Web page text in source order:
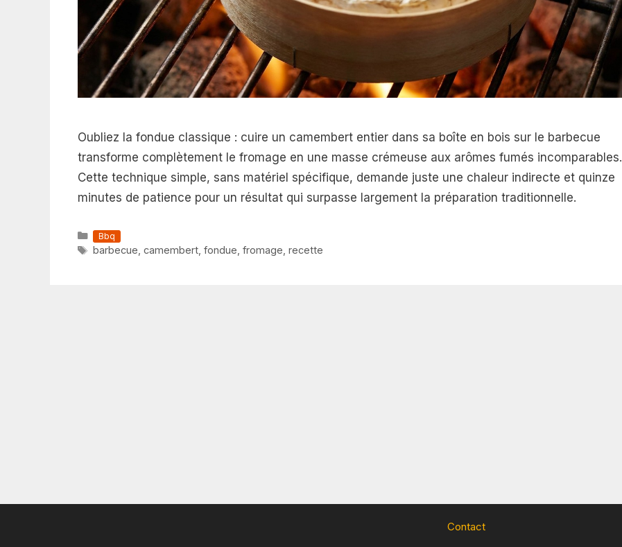
Oubliez la fondue classique : cuire un camembert entier dans sa boîte en bois sur le barbecue
transforme complètement le fromage en une masse crémeuse aux arômes fumés incomparables.
Cette technique simple, sans matériel spécifique, demande juste une chaleur indirecte et quinze
minutes de patience pour un résultat qui surpasse largement la préparation traditionnelle.
Catégories
Bbq
Étiquettes
barbecue camembert, fondue fromage recette
Contact